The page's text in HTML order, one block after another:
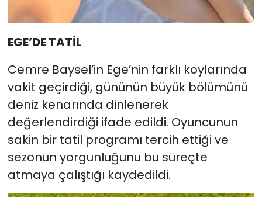
EGE’DE TATİL
Cemre Baysel’in Ege’nin farklı koylarında
vakit geçirdiği, gününün büyük bölümünü
deniz kenarında dinlenerek
değerlendirdiği ifade edildi. Oyuncunun
sakin bir tatil programı tercih ettiği ve
sezonun yorgunluğunu bu süreçte
atmaya çalıştığı kaydedildi.